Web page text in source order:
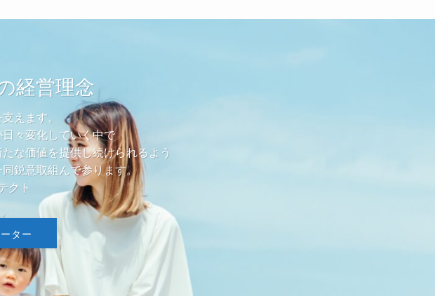
経営理念
えます。
々変化していく中で
な価値を提供し続けられるよう
鋭意取組んで参ります。
クト
ター